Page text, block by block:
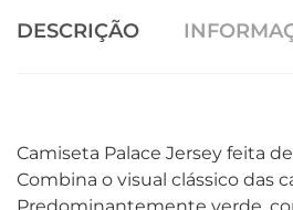
DESCRIÇÃO
Camiseta Palace Jersey feita
Combina o visual clássico das